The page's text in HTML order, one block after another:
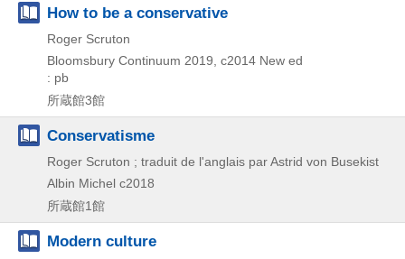
How to be a conservative
Roger Scruton
Bloomsbury Continuum 2019, c2014 New ed
: pb
所蔵館3館
Conservatisme
Roger Scruton ; traduit de l'anglais par Astrid von Busekist
Albin Michel c2018
所蔵館1館
Modern culture